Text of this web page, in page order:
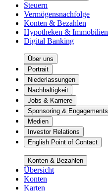
Steuern
Vermögensnachfolge
Konten & Bezahlen
Hypotheken & Immobilien
Digital Banking
Über uns
Portrait
Niederlassungen
Nachhaltigkeit
Jobs & Karriere
Sponsoring & Engagements
Medien
Investor Relations
English Point of Contact
Konten & Bezahlen
Übersicht
Konten
Karten